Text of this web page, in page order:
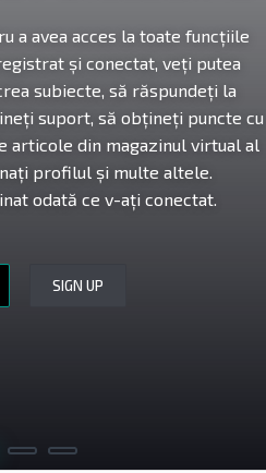
a avea acces la toate funcțiile
și conectat, veți putea
subiecte, să răspundeți la
suport, să obțineți puncte cu
articole din magazinul virtual al
profilul și multe altele.
odată ce v-ați conectat.
SIGN UP